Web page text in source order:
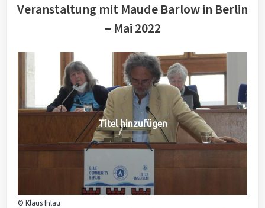
Veranstaltung mit Maude Barlow in Berlin
– Mai 2022
Titel hinzufügen
© Klaus Ihlau